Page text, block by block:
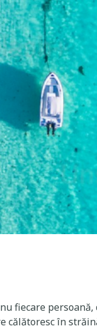
fiecare
călătoresc în